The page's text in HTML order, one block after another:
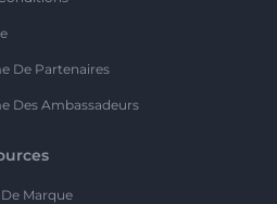
De Partenaires
Des Ambassadeurs
Marque